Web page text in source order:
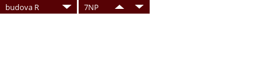
budova R 7NP